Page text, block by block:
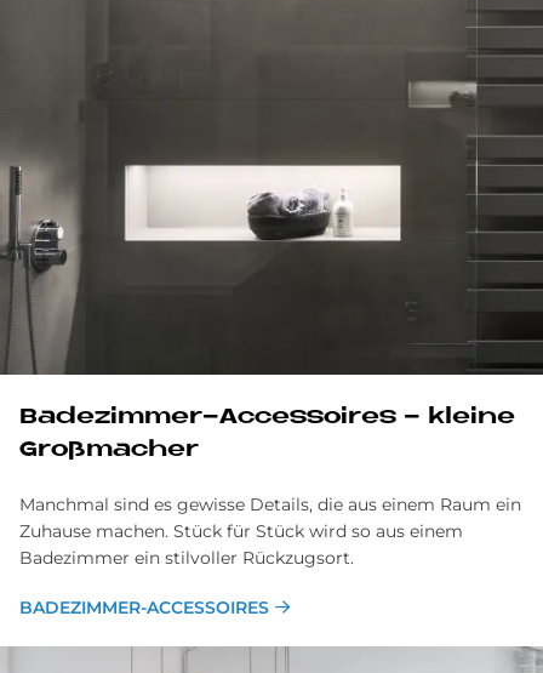
Badezimmer-Accessoires - kleine
Großmacher
Manchmal sind es gewisse Details, die aus einem Raum ein
Zuhause machen. Stück für Stück wird so aus einem
Badezimmer ein stilvoller Rückzugsort.
BADEZIMMER-ACCESSOIRES